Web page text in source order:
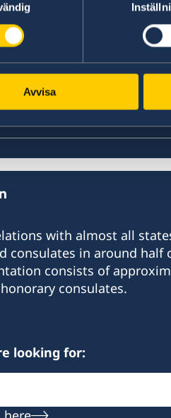
Avvisa
with almost all
consulates in around half
consists of
consulates.
looking for: